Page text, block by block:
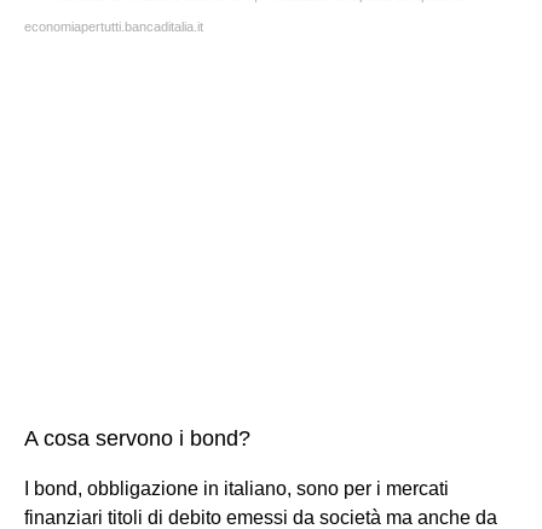
economiapertutti.bancaditalia.it
A cosa servono i bond?
I bond, obbligazione in italiano, sono per i mercati
finanziari titoli di debito emessi da società ma anche da